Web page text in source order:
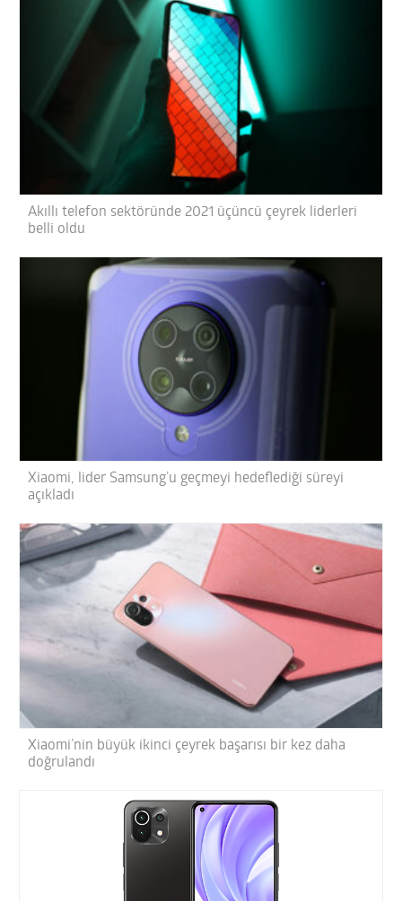
Akıllı telefon sektöründe 2021 üçüncü çeyrek liderleri
belli oldu
Xiaomi, lider Samsung’u geçmeyi hedeflediği süreyi
açıkladı
Xiaomi’nin büyük ikinci çeyrek başarısı bir kez daha
doğrulandı